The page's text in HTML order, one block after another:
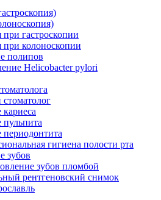
при гастроскопии
при колоноскопии
полипов
Helicobacter pylori
стоматолог
пульпита
периодонтита
гигиена полости рта
зубов
зубов пломбой
рентгеновский снимок